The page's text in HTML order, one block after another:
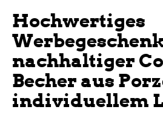
Hochwertiges
nachhaltiger
Becher aus
individuellem